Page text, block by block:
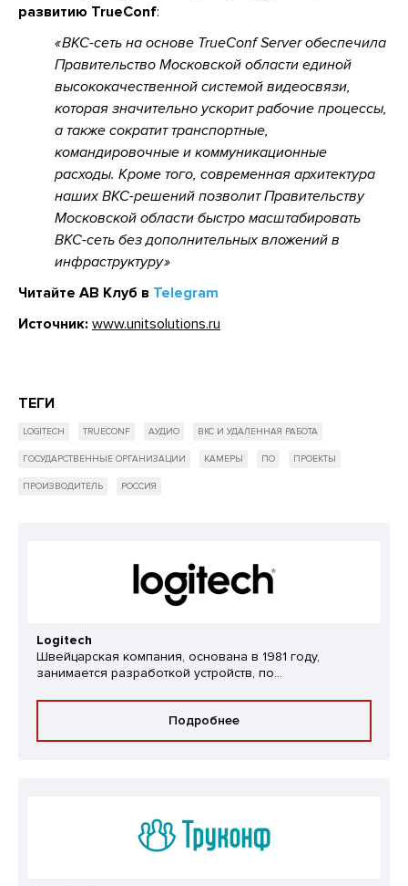
развитию TrueConf:
ВКС-сеть на основе TrueConf Server обеспечила
Правительство Московской области единой
высококачественной системой видеосвязи,
которая значительно ускорит рабочие процессы,
а также сократит транспортные,
командировочные и коммуникационные
расходы. Кроме того, современная архитектура
наших ВКС-решений позволит Правительству
Московской области быстро масштабировать
ВКС-сеть без дополнительных вложений в
инфраструктуру
Читайте АВ Клуб в Telegram
Источник: www.unitsolutions.ru
ТЕГИ
LOGITECH TRUECONF АУДИО ВКС И УДАЛЕННАЯ РАБОТА
ГОСУДАРСТВЕННЫЕ ОРГАНИЗАЦИИ КАМЕРЫ ПО ПРОЕКТЫ
ПРОИЗВОДИТЕЛЬ РОССИЯ
Logitech
Швейцарская компания, основана в 1981 году,
занимается разработкой устройств, по...
Подробнее